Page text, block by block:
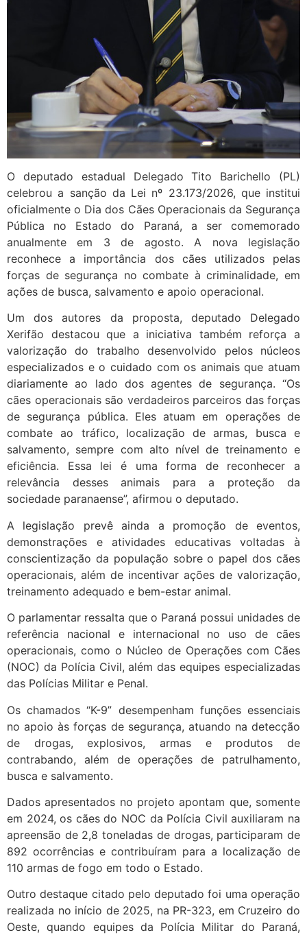
O deputado estadual Delegado Tito Barichello (PL)
celebrou a sanção da Lei nº 23.173/2026, que institui
oficialmente o Dia dos Cães Operacionais da Segurança
Pública no Estado do Paraná, a ser comemorado
anualmente em 3 de agosto. A nova legislação
reconhece a importância dos cães utilizados pelas
forças de segurança no combate à criminalidade, em
ações de busca, salvamento e apoio operacional.
Um dos autores da proposta, deputado Delegado
Xerifão destacou que a iniciativa também reforça a
valorização do trabalho desenvolvido pelos núcleos
especializados e o cuidado com os animais que atuam
diariamente ao lado dos agentes de segurança. “Os
cães operacionais são verdadeiros parceiros das forças
de segurança pública. Eles atuam em operações de
combate ao tráfico, localização de armas, busca e
salvamento, sempre com alto nível de treinamento e
eficiência. Essa lei é uma forma de reconhecer a
relevância desses animais para a proteção da
sociedade paranaense”, afirmou o deputado.
A legislação prevê ainda a promoção de eventos,
demonstrações e atividades educativas voltadas à
conscientização da população sobre o papel dos cães
operacionais, além de incentivar ações de valorização,
treinamento adequado e bem-estar animal.
O parlamentar ressalta que o Paraná possui unidades de
referência nacional e internacional no uso de cães
operacionais, como o Núcleo de Operações com Cães
(NOC) da Polícia Civil, além das equipes especializadas
das Polícias Militar e Penal.
Os chamados “K-9” desempenham funções essenciais
no apoio às forças de segurança, atuando na detecção
de drogas, explosivos, armas e produtos de
contrabando, além de operações de patrulhamento,
busca e salvamento.
Dados apresentados no projeto apontam que, somente
em 2024, os cães do NOC da Polícia Civil auxiliaram na
apreensão de 2,8 toneladas de drogas, participaram de
892 ocorrências e contribuíram para a localização de
110 armas de fogo em todo o Estado.
Outro destaque citado pelo deputado foi uma operação
realizada no início de 2025, na PR-323, em Cruzeiro do
Oeste, quando equipes da Polícia Militar do Paraná,